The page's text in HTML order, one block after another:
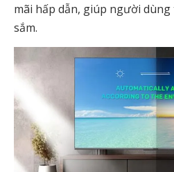
mãi hấp dẫn, giúp người
sắm.